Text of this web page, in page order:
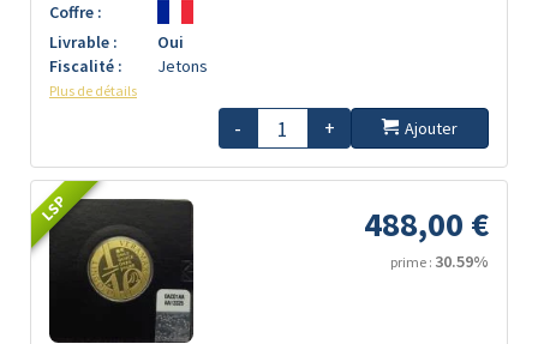
Coffre :
Livrable :
Oui
Fiscalité :
Jetons
Plus de détails
- + Ajouter
LSP 488,00 €
prime : 30.59%